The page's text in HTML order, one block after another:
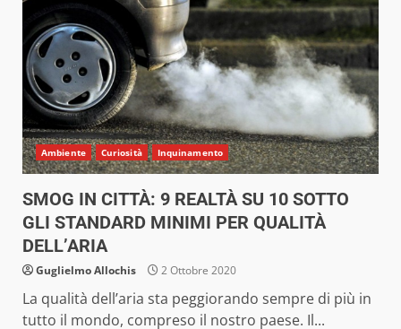
Ambiente Curiosità Inquinamento
SMOG IN CITTÀ: 9 REALTÀ SU 10 SOTTO
GLI STANDARD MINIMI PER QUALITÀ
DELL’ARIA
Guglielmo Allochis 2 Ottobre 2020
La qualità dell’aria sta peggiorando sempre di più in
tutto il mondo, compreso il nostro paese. Il...